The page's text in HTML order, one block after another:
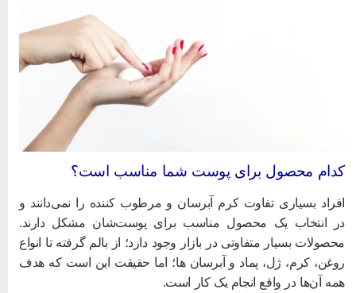
محصول برای پوست شما مناسب است؟
بسیاری تفاوت کرم آبرسان و مرطوب کننده را نمی‌دانند و
انتخاب یک محصول مناسب برای پوست‌شان مشکل دارند.
بسیار متفاوتی در بازار وجود دارد؛ از بالم گرفته تا انواع
کرم، ژل، پماد و آبرسان ها؛ اما حقیقت این است که هدف
آن‌ها در واقع انجام یک کار است.